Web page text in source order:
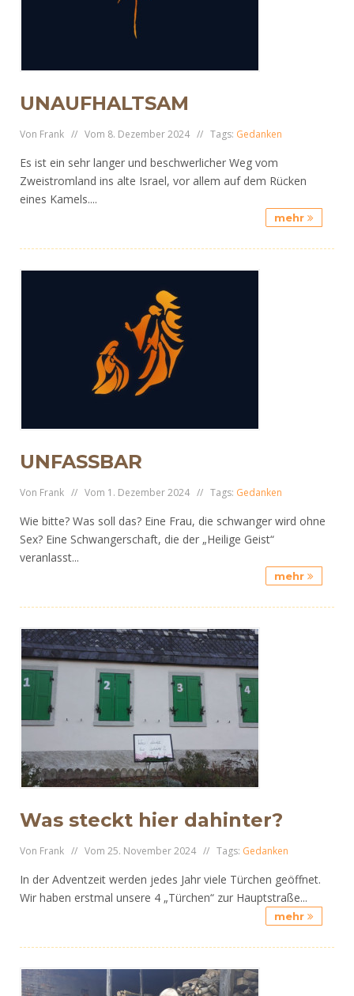
UNAUFHALTSAM
Von Frank // Vom 8. Dezember 2024 // Tags: Gedanken
Es ist ein sehr langer und beschwerlicher Weg vom
Zweistromland ins alte Israel, vor allem auf dem Rücken
eines Kamels....
mehr
UNFASSBAR
Von Frank // Vom 1. Dezember 2024 // Tags: Gedanken
Wie bitte? Was soll das? Eine Frau, die schwanger wird ohne
Sex? Eine Schwangerschaft, die der „Heilige Geist“
veranlasst...
mehr
Was steckt hier dahinter?
Von Frank // Vom 25. November 2024 // Tags: Gedanken
In der Adventzeit werden jedes Jahr viele Türchen geöffnet.
Wir haben erstmal unsere 4 „Türchen“ zur Hauptstraße...
mehr